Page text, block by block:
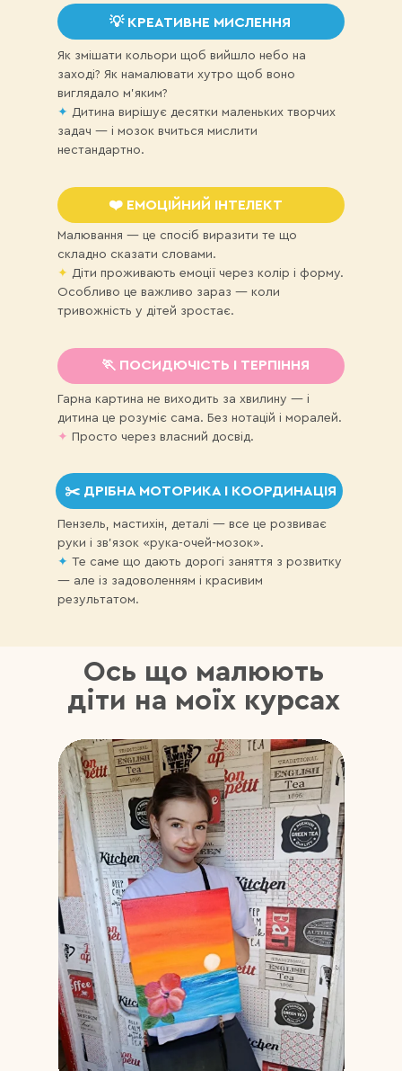
Пензель, мастихін, деталі — все це розвиває
руки і зв'язок «рука-очей-мозок».
✦ Те саме що дають дорогі заняття з розвитку
— але із задоволенням і красивим
результатом.
Гарна картина не виходить за хвилину — і
дитина це розуміє сама. Без нотацій і моралей.
✦ Просто через власний досвід.
Малювання — це спосіб виразити те що
складно сказати словами.
✦ Діти проживають емоції через колір і форму.
Особливо це важливо зараз — коли
тривожність у дітей зростає.
✂️ ДРІБНА МОТОРИКА І КООРДИНАЦІЯ
🏃 ПОСИДЮЧІСТЬ І ТЕРПІННЯ
❤️ ЕМОЦІЙНИЙ ІНТЕЛЕКТ
Як змішати кольори щоб вийшло небо на
заході? Як намалювати хутро щоб воно
виглядало м'яким?
✦ Дитина вирішує десятки маленьких творчих
задач — і мозок вчиться мислити
нестандартно.
💡 КРЕАТИВНЕ МИСЛЕННЯ
Ось що малюють
діти на моїх курсах
Всі роботи